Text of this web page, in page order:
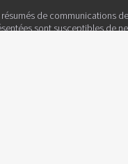
de communications
sont susceptibles de